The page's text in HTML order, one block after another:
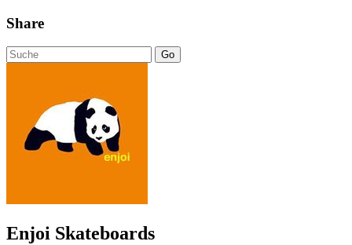
Share
Go
Enjoi Skateboards